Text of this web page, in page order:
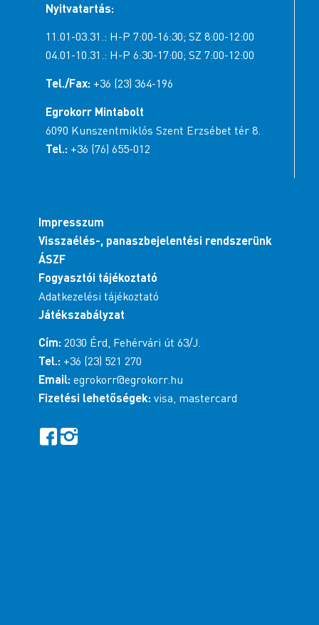
Nyitvatartás:
11.01-03.31.: H-P 7:00-16:30; SZ 8:00-12:00
04.01-10.31.: H-P 6:30-17:00; SZ 7:00-12:00
Tel./Fax: +36 (23) 364-196
Egrokorr Mintabolt
6090 Kunszentmiklós Szent Erzsébet tér 8.
Tel.: +36 (76) 655-012
Impresszum
Visszaélés-, panaszbejelentési rendszerünk
ÁSZF
Fogyasztói tájékoztató
Adatkezelési tájékoztató
Játékszabályzat
Cím: 2030 Érd, Fehérvári út 63/J.
Tel.: +36 (23) 521 270
Email: egrokorr@egrokorr.hu
Fizetési lehetőségek: visa, mastercard